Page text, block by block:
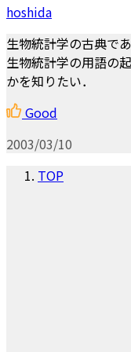
hoshida
生物統計学の古典であ
生物統計学の用語の
かを知りたい．
Good
2003/03/10
TOP